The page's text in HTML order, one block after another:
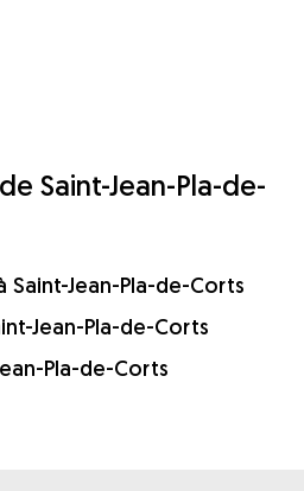
Saint-Jean-Pla-de-
Saint-Jean-Pla-de-Corts
Jean-Pla-de-Corts
Pla-de-Corts